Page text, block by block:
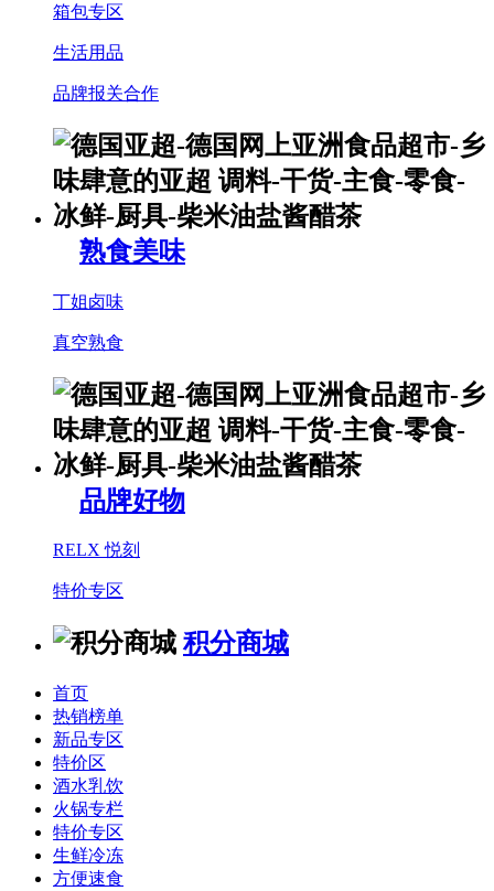
箱包专区
生活用品
品牌报关合作
熟食美味
丁姐卤味
真空熟食
品牌好物
RELX 悦刻
特价专区
积分商城
首页
热销榜单
新品专区
特价区
酒水乳饮
火锅专栏
特价专区
生鲜冷冻
方便速食